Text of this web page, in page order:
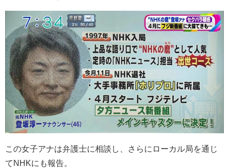
この女子アナは弁護士に相談し、さらにローカル局を通じ
てNHKにも報告。